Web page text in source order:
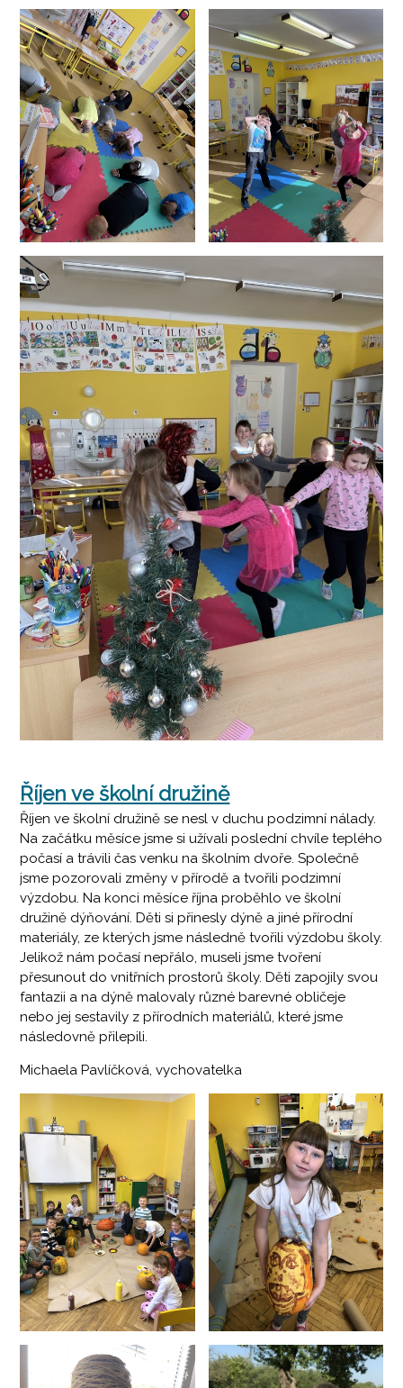
Říjen ve školní družině
Říjen ve školní družině se nesl v duchu podzimní nálady.
Na začátku měsíce jsme si užívali poslední chvíle teplého
počasí a trávili čas venku na školním dvoře. Společně
jsme pozorovali změny v přírodě a tvořili podzimní
výzdobu. Na konci měsíce října proběhlo ve školní
družině dýňování. Děti si přinesly dýně a jiné přírodní
materiály, ze kterých jsme následně tvořili výzdobu školy.
Jelikož nám počasí nepřálo, museli jsme tvoření
přesunout do vnitřních prostorů školy. Děti zapojily svou
fantazii a na dýně malovaly různé barevné obličeje
nebo jej sestavily z přírodních materiálů, které jsme
následovně přilepili.
Michaela Pavlíčková, vychovatelka